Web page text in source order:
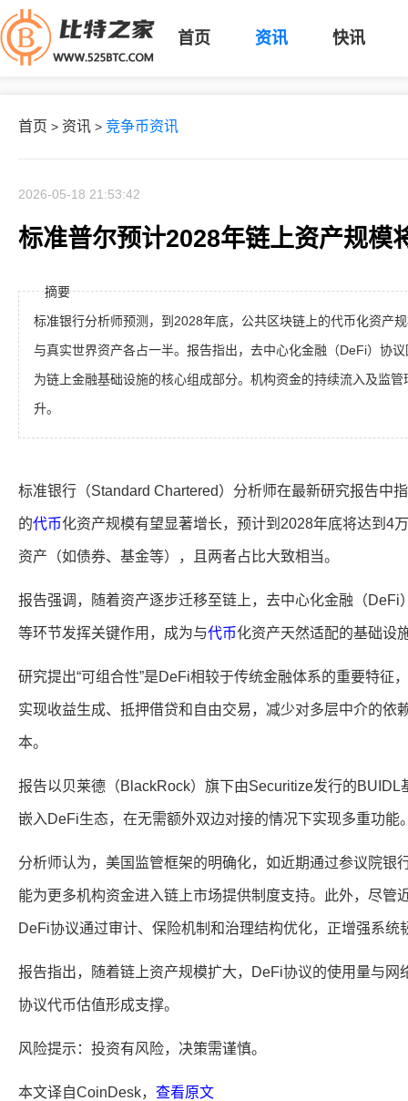
首页 资讯 快讯
首页 > 资讯 > 竞争币资讯
2026-05-18 21:53:42
标准普尔预计2028年链上资产规模
摘要
标准银行分析师预测，到2028年底，公共区块链上的代币化资产
与真实世界资产各占一半。报告指出，去中心化金融（DeFi）协
为链上金融基础设施的核心组成部分。机构资金的持续流入及监
升。
标准银行（Standard Chartered）分析师在最新研究报告中
的代币化资产规模有望显著增长，预计到2028年底将达到4
资产（如债券、基金等），且两者占比大致相当。
报告强调，随着资产逐步迁移至链上，去中心化金融（DeFi
等环节发挥关键作用，成为与代币化资产天然适配的基础设
研究提出“可组合性”是DeFi相较于传统金融体系的重要特征
实现收益生成、抵押借贷和自由交易，减少对多层中介的依
本。
报告以贝莱德（BlackRock）旗下由Securitize发行的BUIDL
嵌入DeFi生态，在无需额外双边对接的情况下实现多重功能
分析师认为，美国监管框架的明确化，如近期通过参议院银
能为更多机构资金进入链上市场提供制度支持。此外，尽管
DeFi协议通过审计、保险机制和治理结构优化，正增强系统
报告指出，随着链上资产规模扩大，DeFi协议的使用量与网
协议代币估值形成支撑。
风险提示：投资有风险，决策需谨慎。
本文译自CoinDesk， 查看原文